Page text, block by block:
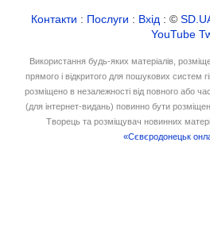
Контакти : Послуги : Вхід : ©
YouTube
Використання будь-яких матеріалів,
прямого і відкритого для пошукових
розміщено в незалежності від повного або
(для інтернет-видань) повинно бути
Творець та розміщувач новинних
«Сєвєродонецьк